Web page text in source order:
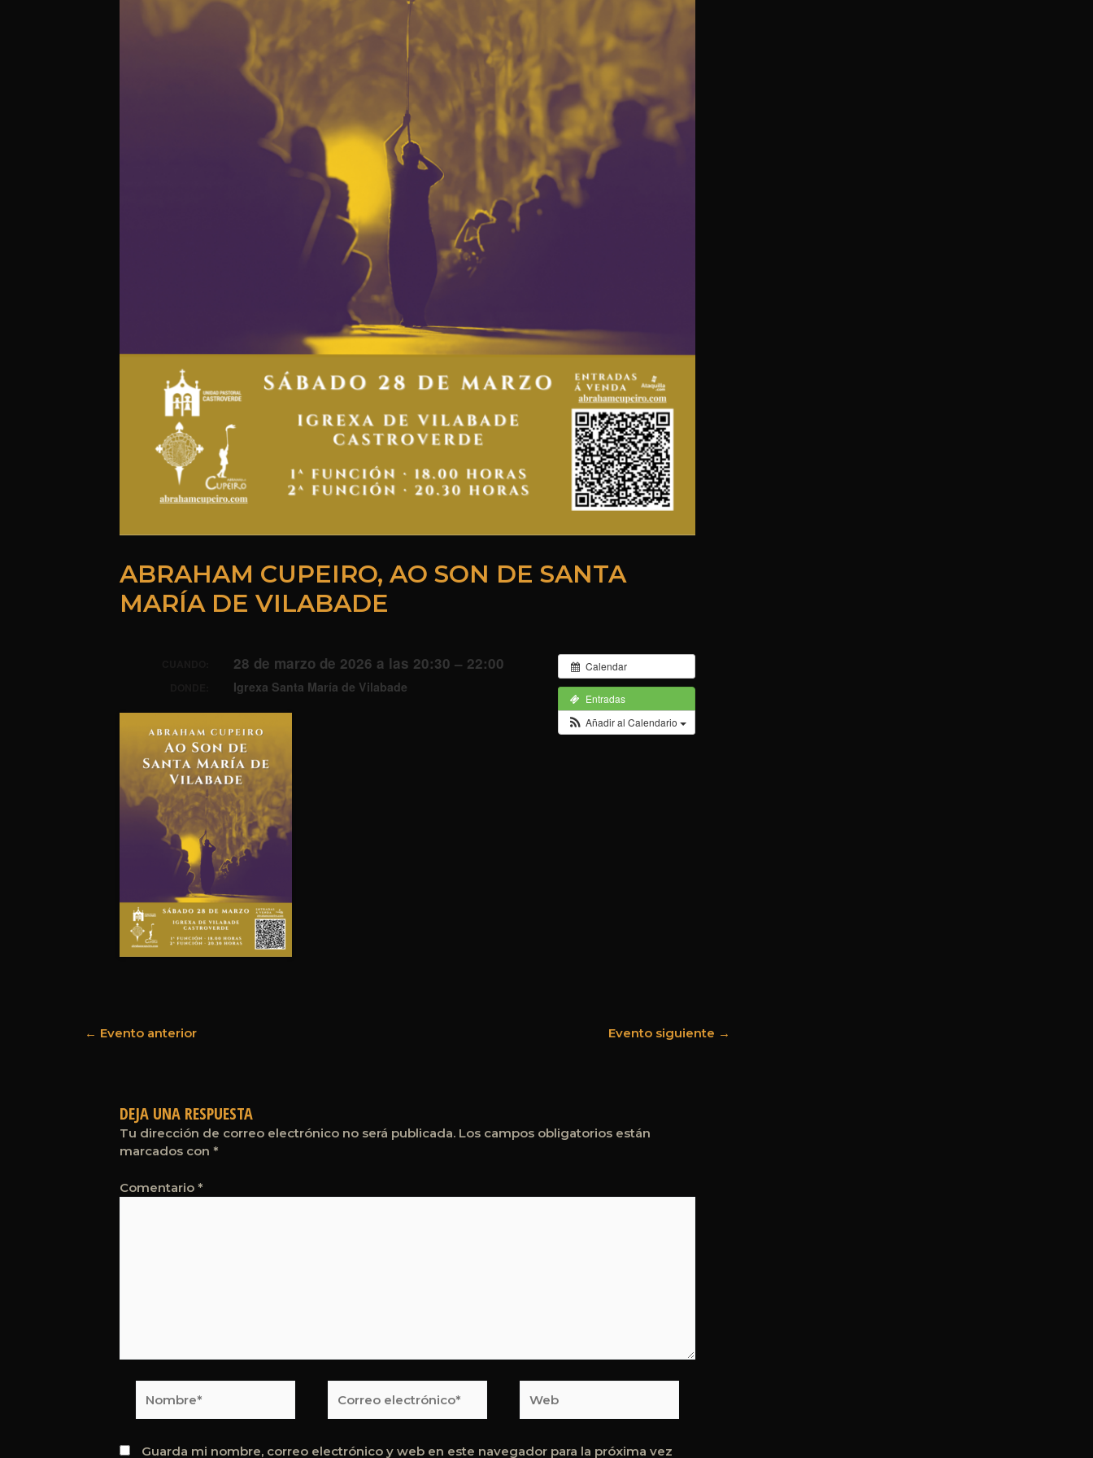
ABRAHAM CUPEIRO, AO SON DE SANTA
MARÍA DE VILABADE
Calendar
Entradas
Añadir al Calendario
28 de marzo de 2026 a las 20:30 – 22:00
Igrexa Santa María de Vilabade
← Evento anterior Evento siguiente →
DEJA UNA RESPUESTA
Tu dirección de correo electrónico no será publicada. Los campos obligatorios están
marcados con *
Comentario *
electrónico*
Guarda mi nombre, correo electrónico y web en este navegador para la próxima vez